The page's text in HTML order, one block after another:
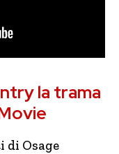
la trama
di Osage